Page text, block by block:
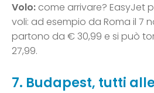
Volo: come arrivare? EasyJet
voli: ad esempio da Roma il 7
partono da € 30,99 e si può
27,99.
7. Budapest, tutti